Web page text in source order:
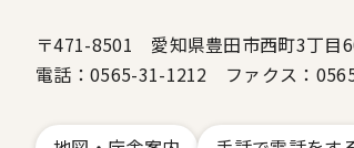
〒471-8501 愛知県豊田市西町3丁目
電話：0565-31-1212 ファクス：